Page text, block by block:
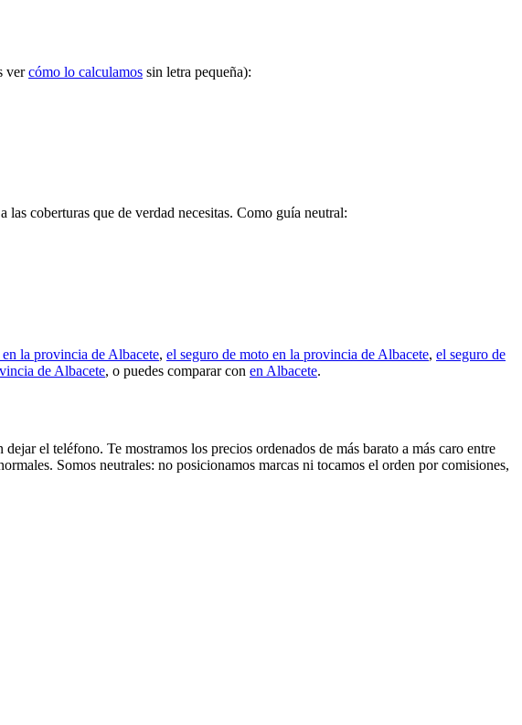
vercómo lo calculamos sin letra pequeña):
coberturas que de verdad necesitas. Como guía neutral:
la provincia de Albacete, el seguro de moto en la provincia de Albacete, el seguro de
de Albacete, o puedes comparar con en Albacete.
el teléfono. Te mostramos los precios ordenados de más barato a más caro entre
Somos neutrales: no posicionamos marcas ni tocamos el orden por comisiones,